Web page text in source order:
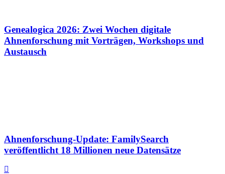
Genealogica 2026: Zwei Wochen digitale
Ahnenforschung mit Vorträgen, Workshops und
Austausch
Ahnenforschung-Update: FamilySearch
veröffentlicht 18 Millionen neue Datensätze